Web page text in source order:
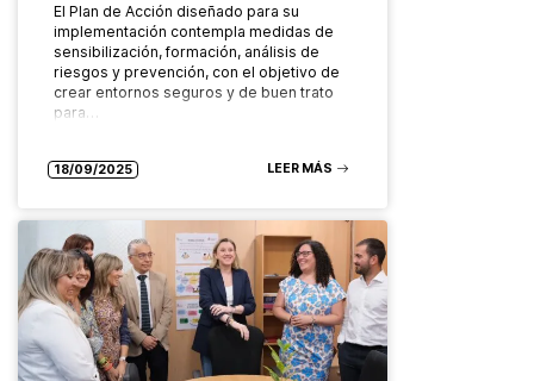
El Plan de Acción diseñado para su
implementación contempla medidas de
sensibilización, formación, análisis de
riesgos y prevención, con el objetivo de
crear entornos seguros y de buen trato
para…
18/09/2025 LEER MÁS